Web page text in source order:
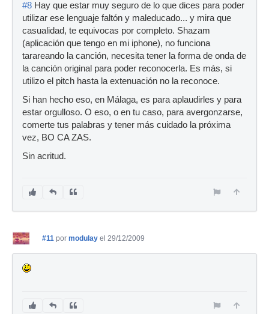
#8 Hay que estar muy seguro de lo que dices para poder
utilizar ese lenguaje faltón y maleducado... y mira que
casualidad, te equivocas por completo. Shazam
(aplicación que tengo en mi iphone), no funciona
tarareando la canción, necesita tener la forma de onda de
la canción original para poder reconocerla. Es más, si
utilizo el pitch hasta la extenuación no la reconoce.
Si han hecho eso, en Málaga, es para aplaudirles y para
estar orgulloso. O eso, o en tu caso, para avergonzarse,
comerte tus palabras y tener más cuidado la próxima
vez, BO CA ZAS.
Sin acritud.
#11 por modulay el 29/12/2009